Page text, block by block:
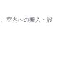
室内への搬入・設